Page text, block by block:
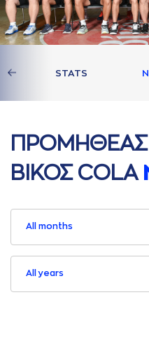
STATS
ΠΡΟΜΗΘΕAΣ
ΒΙΚΟΣ COLA
All months
All years